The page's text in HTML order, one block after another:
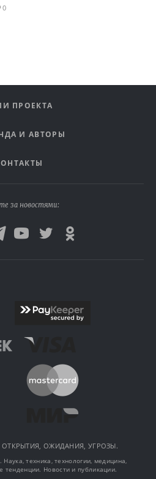
0
ПРОЕКТА
И АВТОРЫ
за новостями:
ОТКРЫТИЯ, ОЖИДАНИЯ, УГРОЗЫ.
техника, технологии, медицина,
тенденции. Новости и публикации.